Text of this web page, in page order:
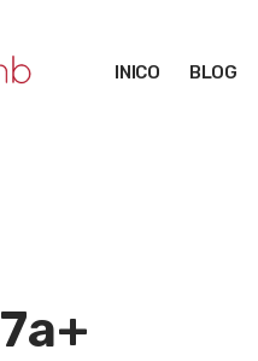
INICO BLOG
7a+